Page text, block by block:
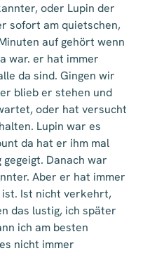
oder Lupin der
sofort am quietschen,
auf gehört wenn
war. er hat immer
da sind. Gingen wir
blieb er stehen und
oder hat versucht
Lupin war es
da hat er ihm mal
Danach war
Aber er hat immer
ist. Ist nicht verkehrt,
das lustig, ich später
ich am besten
nicht immer